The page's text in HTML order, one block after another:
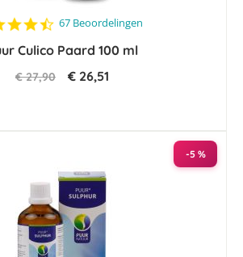
4.3
rating
67 Beoordelingen
Culico Paard 100 ml
€ 27,90 € 26,51
-5 %